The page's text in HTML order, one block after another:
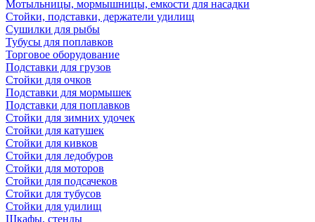
Мотыльницы, мормышницы, емкости для насадки
Стойки, подставки, держатели удилищ
Сушилки для рыбы
Тубусы для поплавков
Торговое оборудование
Подставки для грузов
Стойки для очков
Подставки для мормышек
Подставки для поплавков
Стойки для зимних удочек
Стойки для катушек
Стойки для кивков
Стойки для ледобуров
Стойки для моторов
Стойки для подсачеков
Стойки для тубусов
Стойки для удилищ
Шкафы, стенды